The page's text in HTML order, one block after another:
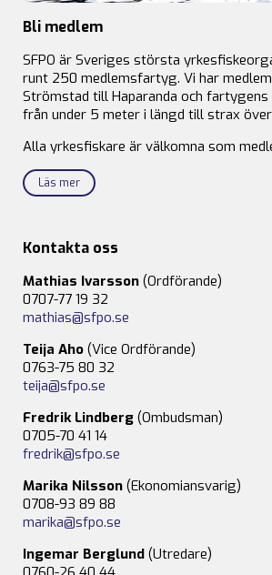
Bli medlem
SFPO är Sveriges största
runt 250 medlemsfartyg. Vi har
Strömstad till Haparanda och
från under 5 meter i längd till strax
Alla yrkesfiskare är välkomna som
Läs mer
Kontakta oss
Mathias Ivarsson (Ordförande)
0707-77 19 32
mathias@sfpo.se
Teija Aho (Vice Ordförande)
0763-75 80 32
teija@sfpo.se
Fredrik Lindberg (Ombudsman)
0705-70 41 14
fredrik@sfpo.se
Marika Nilsson (Ekonomiansvarig)
0708-93 89 88
marika@sfpo.se
Ingemar Berglund (Utredare)